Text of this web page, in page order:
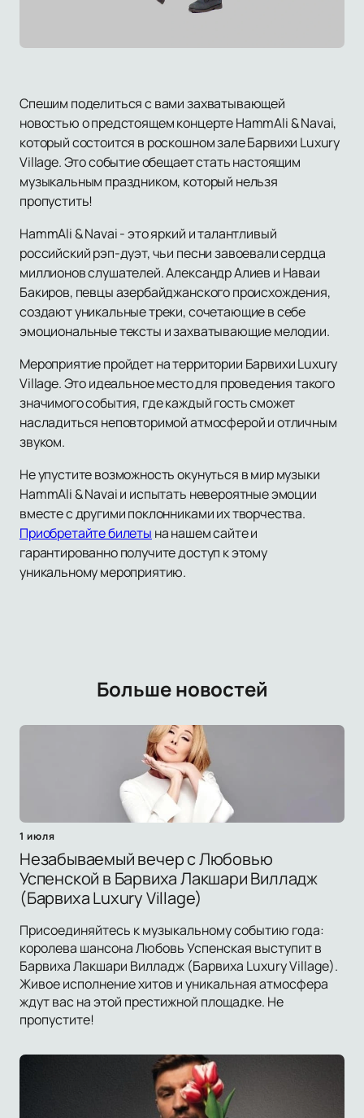
Спешим поделиться с вами захватывающей
новостью о предстоящем концерте HammAli & Navai,
который состоится в роскошном зале Барвихи Luxury
Village. Это событие обещает стать настоящим
музыкальным праздником, который нельзя
пропустить!
HammAli & Navai - это яркий и талантливый
российский рэп-дуэт, чьи песни завоевали сердца
миллионов слушателей. Александр Алиев и Наваи
Бакиров, певцы азербайджанского происхождения,
создают уникальные треки, сочетающие в себе
эмоциональные тексты и захватывающие мелодии.
Мероприятие пройдет на территории Барвихи Luxury
Village. Это идеальное место для проведения такого
значимого события, где каждый гость сможет
насладиться неповторимой атмосферой и отличным
звуком.
Не упустите возможность окунуться в мир музыки
HammAli & Navai и испытать невероятные эмоции
вместе с другими поклонниками их творчества.
Приобретайте билеты на нашем сайте и
гарантированно получите доступ к этому
уникальному мероприятию.
Больше новостей
1 июля
Незабываемый вечер с Любовью
Успенской в Барвиха Лакшари Вилладж
(Барвиха Luxury Village)
Присоединяйтесь к музыкальному событию года:
королева шансона Любовь Успенская выступит в
Барвиха Лакшари Вилладж (Барвиха Luxury Village).
Живое исполнение хитов и уникальная атмосфера
ждут вас на этой престижной площадке. Не
пропустите!